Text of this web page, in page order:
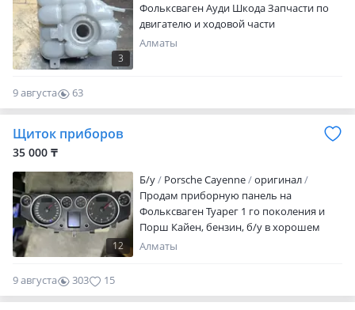
3
Фольксваген Ауди Шкода Запчасти по
двигателю и ходовой части
Алматы
9 августа
63
0
Щиток приборов
35 000 ₸
12
Б/y Porsche Cayenne
оригинал
Продам приборную панель на
Фольксваген Туарег 1 го поколения и
Порш Кайен, бензин, б/у в хорошем
состоянии. Цену уточняйте, щитки
Алматы
9 августа 303 15